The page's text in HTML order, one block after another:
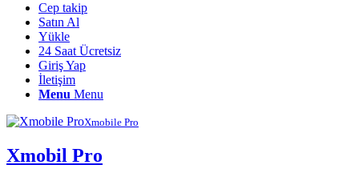
Cep takip
Satın Al
Yükle
24 Saat Ücretsiz
Giriş Yap
İletişim
Menu Menu
Xmobile Pro
Xmobil Pro